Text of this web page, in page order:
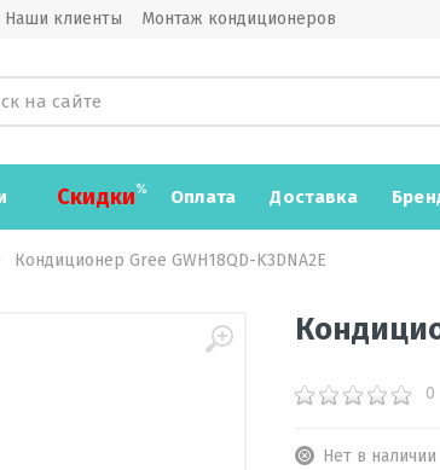
Наши клиенты Монтаж кондиционеров
Скидки Оплата Доставка
Кондиционер Gree GWH18QD-K3DNA2E
0
Нет в наличии